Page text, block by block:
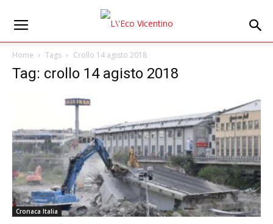
Home Tags Crollo 14 agisto 2018
Tag: crollo 14 agisto 2018
Cronaca Italia